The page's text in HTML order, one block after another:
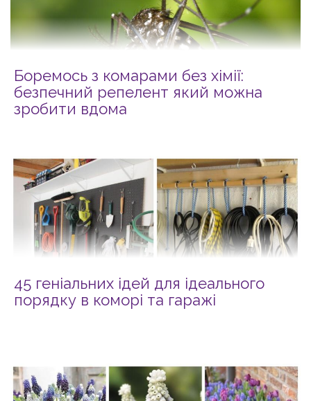
Боремось з комарами без хімії:
безпечний репелент який можна
зробити вдома
45 геніальних ідей для ідеального
порядку в коморі та гаражі